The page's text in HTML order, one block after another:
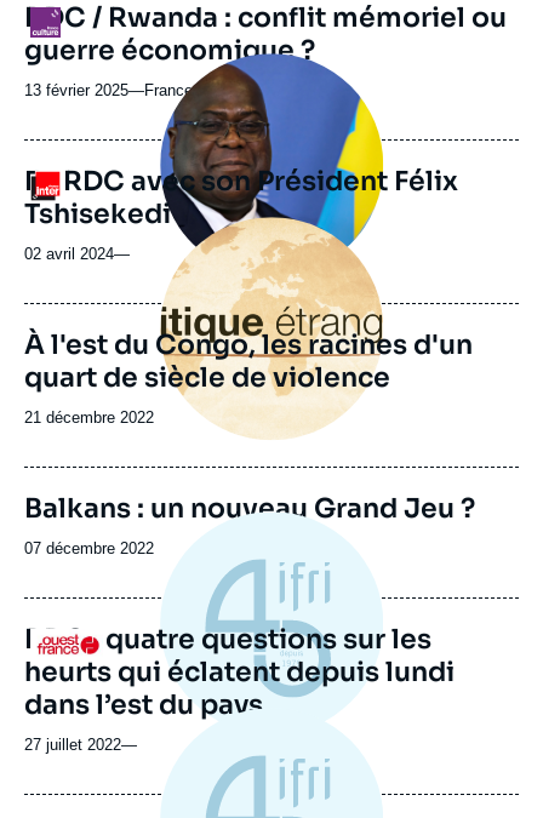
revue
émission
Logo
RDC / Rwanda : conflit mémoriel ou
guerre économique ?
13 février 2025—Nom
journal,
revue
ou
émission
France Culture
Logo
Image
principale
médiatique
En RDC avec son Président Félix
Tshisekedi
02 avril 2024—
Image
principale
À l'est du Congo, les racines d'un
quart de siècle de violence
Date
publication
21 décembre 2022
Image
de
couverture
de
publication
Balkans : un nouveau Grand Jeu ?
Date
publication
07 décembre 2022
Logo
RDC : quatre questions sur les
heurts qui éclatent depuis lundi
dans l’est du pays
27 juillet 2022—